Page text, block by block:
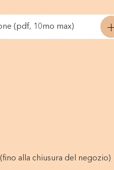
(pdf, 10mo max)
alla chiusura del negozio)